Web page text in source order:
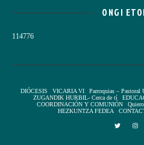
ONGI
114776
DIÓCESIS VICARIA VI Parroquias – Pastoral
ZUGANDIK HURBIL- Cerca de tí
COORDINACIÓN Y COMUNIÓN
HEZKUNTZA FEDEA